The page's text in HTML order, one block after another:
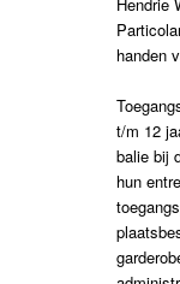
handen
t/m 12
balie bij
hun